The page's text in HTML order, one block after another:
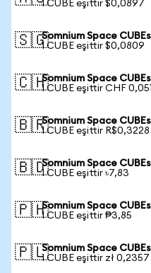
1 CUBE eşittir $0,0897
🇸🇬Somnium Space
1 CUBE eşittir $0,0809
🇨🇭Somnium Space
1 CUBE eşittir CHF
🇧🇷Somnium Space
1 CUBE eşittir R$0,3228
🇧🇩Somnium Space
1 CUBE eşittir ৳7,83
🇵🇭Somnium Space
1 CUBE eşittir ₱3,85
🇵🇱Somnium Space
1 CUBE eşittir zł 0,2357